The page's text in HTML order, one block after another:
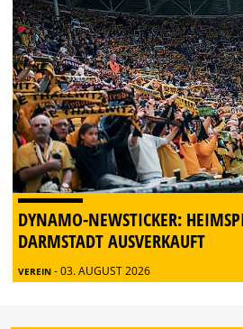
DYNAMO-NEWSTICKER:
DARMSTADT AUSVERKAUFT
VEREIN - 03. AUGUST 2026